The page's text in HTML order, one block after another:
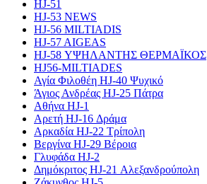
HJ-51
HJ-53 NEWS
HJ-56 MILTIADIS
HJ-57 AIGEAS
HJ-58 ΥΨΗΛΑΝΤΗΣ ΘΕΡΜΑΪΚΟΣ
HJ56-MILTIADES
Αγία Φιλοθέη HJ-40 Ψυχικό
Άγιος Ανδρέας HJ-25 Πάτρα
Αθήνα HJ-1
Αρετή HJ-16 Δράμα
Αρκαδία HJ-22 Τρίπολη
Βεργίνα HJ-29 Βέροια
Γλυφάδα HJ-2
Δημόκριτος HJ-21 Αλεξανδρούπολη